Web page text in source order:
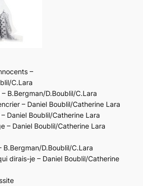
–
C.Lara
B.Bergman/D.Boublil/C.Lara
– Daniel Boublil/Catherine Lara
Daniel Boublil/Catherine Lara
– Daniel Boublil/Catherine Lara
D.Boublil/C.Lara
dirais-je – Daniel Boublil/Catherine